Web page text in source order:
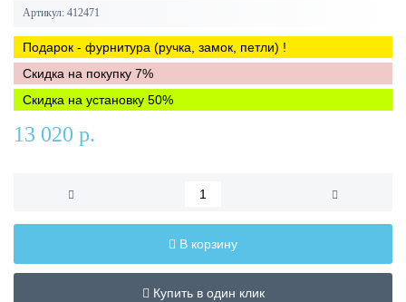
Артикул: 412471
Подарок - фурнитура (ручка, замок, петли) !
Скидка на покупку 7%
Скидка на установку 50%
13 020 р.
В корзину
Купить в один клик